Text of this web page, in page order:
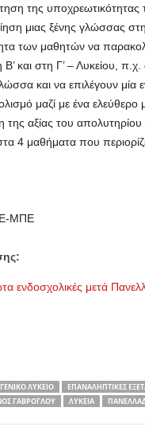
της υποχρεωτικότητας
μιας ξένης γλώσσας
των μαθητών να
Β’ και στη Γ’ – Λυκείου,
και να επιλέγουν
μαζί με ένα ελεύθερο
της αξίας του
4 μαθήματα που
ΜΠΕ
ενδοσχολικές μετά
ΓΕΝΙΚΌ ΛΎΚΕΙΟ ΕΠΑΝΑΛΗΠΤΙΚΈΣ
ΓΑΒΡΌΓΛΟΥ
ΛΎΚΕΙΑ